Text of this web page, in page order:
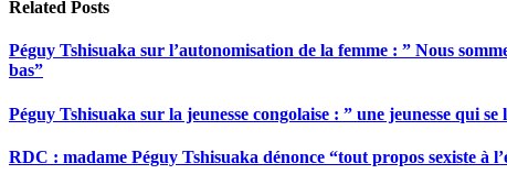
Related Posts
Péguy Tshisuaka sur l’autonomisation de la femme : ” Nous
bas”
Péguy Tshisuaka sur la jeunesse congolaise : ” une jeunesse qui
RDC : madame Péguy Tshisuaka dénonce “tout propos sexiste à